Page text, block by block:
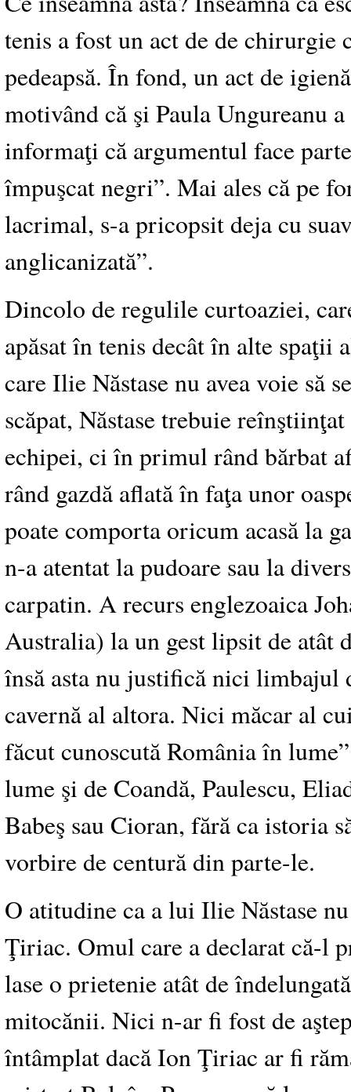
tenis a fost un act de de
pedeapsă. În fond, un act de
motivând că şi Paula Ungureanu
informaţi că argumentul face
împuşcat negri”. Mai ales că pe
lacrimal, s-a pricopsit deja cu
anglicanizată”.
Dincolo de regulile curtoaziei,
apăsat în tenis decât în alte
care Ilie Năstase nu avea voie să
scăpat, Năstase trebuie
echipei, ci în primul rând bărbat
rând gazdă aflată în faţa unor
poate comporta oricum acasă la
n-a atentat la pudoare sau la
carpatin. A recurs englezoaica
Australia) la un gest lipsit de atât
însă asta nu justifică nici limbajul
cavernă al altora. Nici măcar al
făcut cunoscută România în
lume şi de Coandă, Paulescu,
Babeş sau Cioran, fără ca istoria
vorbire de centură din parte-le.
O atitudine ca a lui Ilie Năstase
Ţiriac. Omul care a declarat că-l
lase o prietenie atât de
mitocănii. Nici n-ar fi fost de
întâmplat dacă Ion Ţiriac ar fi